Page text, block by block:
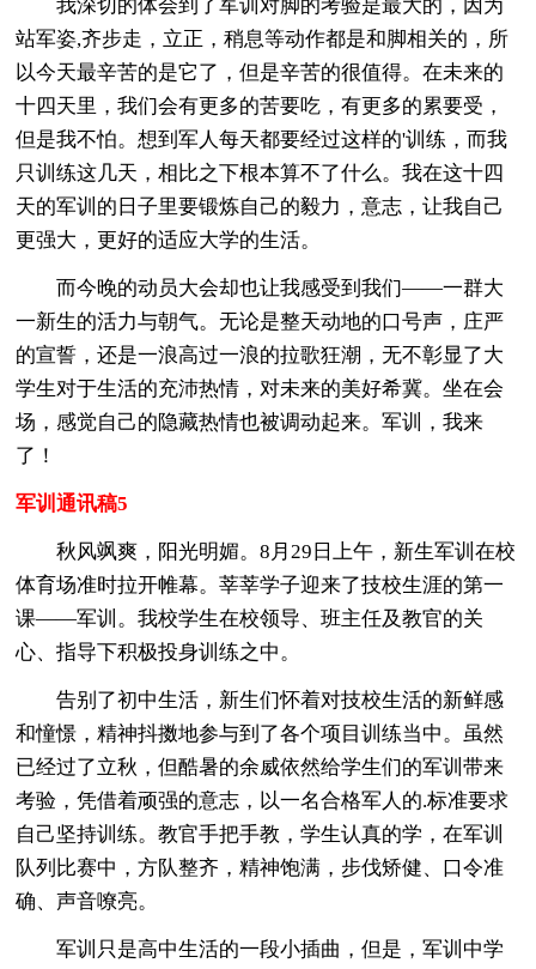
我深切的体会到了军训对脚的考验是最大的，因为
站军姿,齐步走，立正，稍息等动作都是和脚相关的，所
以今天最辛苦的是它了，但是辛苦的很值得。在未来的
十四天里，我们会有更多的苦要吃，有更多的累要受，
但是我不怕。想到军人每天都要经过这样的'训练，而我
只训练这几天，相比之下根本算不了什么。我在这十四
天的军训的日子里要锻炼自己的毅力，意志，让我自己
更强大，更好的适应大学的生活。
而今晚的动员大会却也让我感受到我们——一群大
一新生的活力与朝气。无论是整天动地的口号声，庄严
的宣誓，还是一浪高过一浪的拉歌狂潮，无不彰显了大
学生对于生活的充沛热情，对未来的美好希冀。坐在会
场，感觉自己的隐藏热情也被调动起来。军训，我来
了！
军训通讯稿5
秋风飒爽，阳光明媚。8月29日上午，新生军训在校
体育场准时拉开帷幕。莘莘学子迎来了技校生涯的第一
课——军训。我校学生在校领导、班主任及教官的关
心、指导下积极投身训练之中。
告别了初中生活，新生们怀着对技校生活的新鲜感
和憧憬，精神抖擞地参与到了各个项目训练当中。虽然
已经过了立秋，但酷暑的余威依然给学生们的军训带来
考验，凭借着顽强的意志，以一名合格军人的.标准要求
自己坚持训练。教官手把手教，学生认真的学，在军训
队列比赛中，方队整齐，精神饱满，步伐矫健、口令准
确、声音嘹亮。
军训只是高中生活的一段小插曲，但是，军训中学